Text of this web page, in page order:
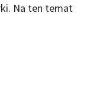
Na ten temat